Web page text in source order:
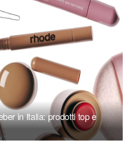
in Italia: prodotti top e